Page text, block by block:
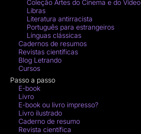
Coleção Artes do Cinema e do Vídeo
Libras
Literatura antirracista
Português para estrangeiros
Línguas clássicas
Cadernos de resumos
Revistas científicas
Blog Letrando
Cursos
Passo a passo
E-book
Livro
E-book ou livro impresso?
Livro ilustrado
Caderno de resumo
Revista científica